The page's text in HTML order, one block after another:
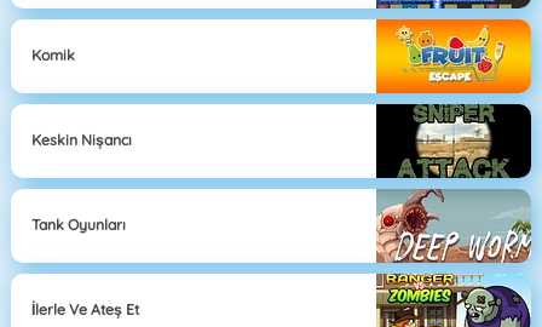
Komik
Keskin Nişancı
Tank Oyunları
İlerle Ve Ateş Et